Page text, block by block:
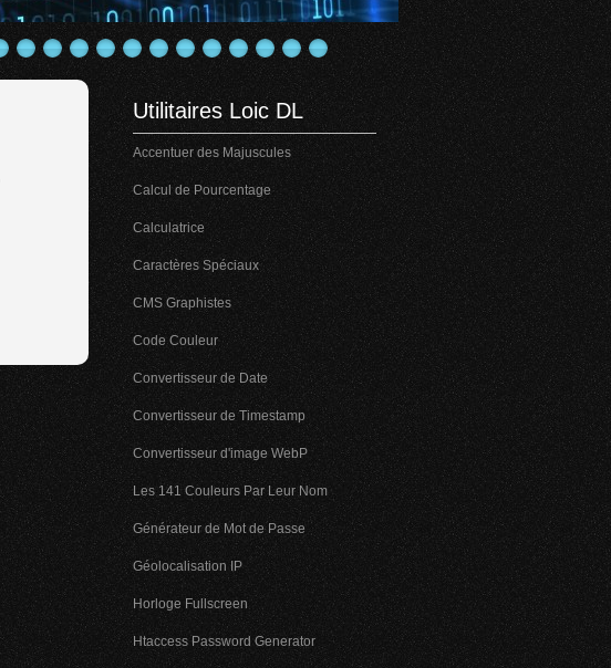
Utilitaires Loic DL
Accentuer des Majuscules
Calcul de Pourcentage
Calculatrice
Caractères Spéciaux
CMS Graphistes
Code Couleur
Convertisseur de Date
Convertisseur de Timestamp
Convertisseur d'image WebP
Les 141 Couleurs Par Leur Nom
Générateur de Mot de Passe
Géolocalisation IP
Horloge Fullscreen
Htaccess Password Generator